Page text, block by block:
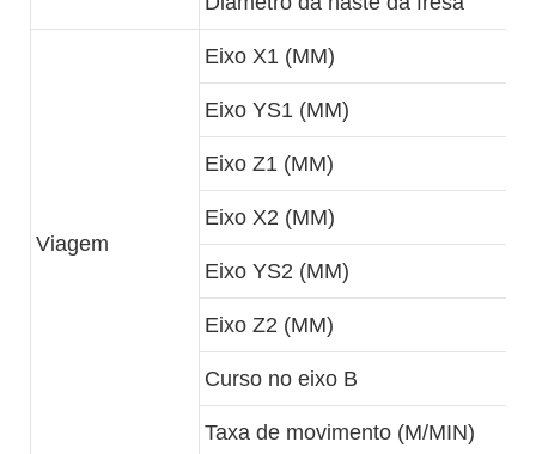
Viagem
Eixo X1 (MM)
Eixo YS1 (MM)
Eixo Z1 (MM)
Eixo X2 (MM)
Eixo YS2 (MM)
Eixo Z2 (MM)
Curso no eixo B
Taxa de movimento (M/MIN)